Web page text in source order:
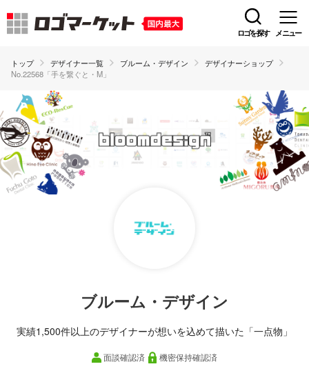
ロゴを探す メニュー
トップ デザイナー一覧 ブルーム・デザイン
デザイナーショップ
No.22568「手を繋ぐと・M」
ブルーム・デザイン
実績1,500件以上のデザイナーが想いを込めて描いた「一点物」
面談確認済 機密保持確認済